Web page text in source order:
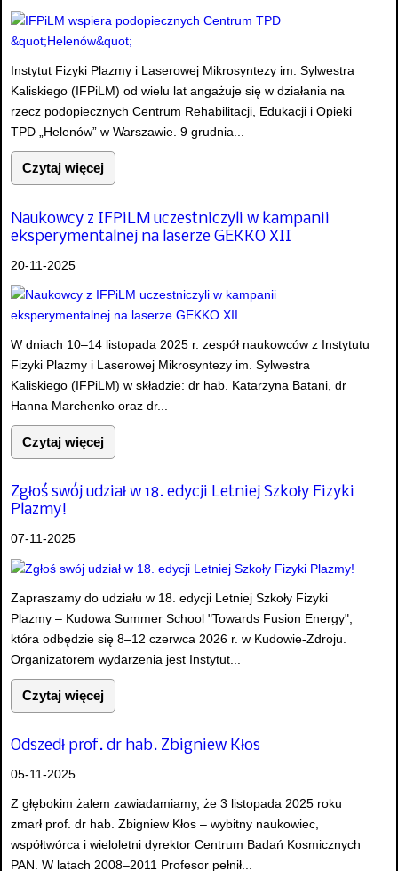
Instytut Fizyki Plazmy i Laserowej Mikrosyntezy im. Sylwestra
Kaliskiego (IFPiLM) od wielu lat angażuje się w działania na
rzecz podopiecznych Centrum Rehabilitacji, Edukacji i Opieki
TPD „Helenów” w Warszawie. 9 grudnia...
Czytaj więcej
Naukowcy z IFPiLM uczestniczyli w kampanii
eksperymentalnej na laserze GEKKO XII
20-11-2025
W dniach 10–14 listopada 2025 r. zespół naukowców z Instytutu
Fizyki Plazmy i Laserowej Mikrosyntezy im. Sylwestra
Kaliskiego (IFPiLM) w składzie: dr hab. Katarzyna Batani, dr
Hanna Marchenko oraz dr...
Czytaj więcej
Zgłoś swój udział w 18. edycji Letniej Szkoły Fizyki
Plazmy!
07-11-2025
Zapraszamy do udziału w 18. edycji Letniej Szkoły Fizyki
Plazmy – Kudowa Summer School "Towards Fusion Energy",
która odbędzie się 8–12 czerwca 2026 r. w Kudowie-Zdroju.
Organizatorem wydarzenia jest Instytut...
Czytaj więcej
Odszedł prof. dr hab. Zbigniew Kłos
05-11-2025
Z głębokim żalem zawiadamiamy, że 3 listopada 2025 roku
zmarł prof. dr hab. Zbigniew Kłos – wybitny naukowiec,
współtwórca i wieloletni dyrektor Centrum Badań Kosmicznych
PAN. W latach 2008–2011 Profesor pełnił...